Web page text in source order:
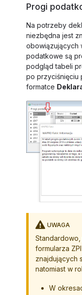
Progi
Na potrzeby
niezbędna jest
obowiązujących
podatkowe są
podgląd tabeli
po przyciśnięciu
formatce
UWAGA
formularza
znajdujących
natomiast w
W